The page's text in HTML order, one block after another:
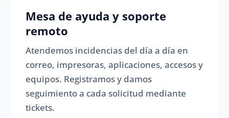
Mesa de ayuda y soporte
remoto
Atendemos incidencias del día a día en
correo, impresoras, aplicaciones, accesos y
equipos. Registramos y damos
seguimiento a cada solicitud mediante
tickets.